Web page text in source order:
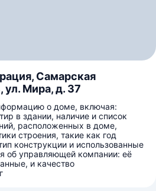
Самарская
ул. Мира, д. 37
о доме, включая:
в здании, наличие и список
расположенных в доме,
строения, такие как год
конструкции и использованные
об управляющей компании: её
и качество